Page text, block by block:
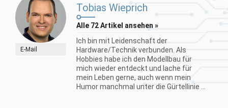
E-Mail
Tobias Wieprich
Alle 72 Artikel ansehen »
Ich bin mit Leidenschaft der
Hardware/Technik verbunden. Als
Hobbies habe ich den Modellbau für
mich wieder entdeckt und lache für
mein Leben gerne, auch wenn mein
Humor manchmal unter die Gürtellinie ...